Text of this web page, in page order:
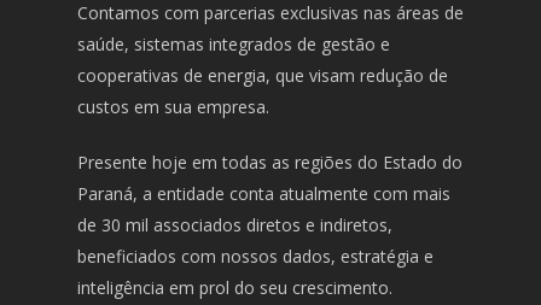
Contamos com parcerias exclusivas nas áreas de
saúde, sistemas integrados de gestão e
cooperativas de energia, que visam redução de
custos em sua empresa.
Presente hoje em todas as regiões do Estado do
Paraná, a entidade conta atualmente com mais
de 30 mil associados diretos e indiretos,
beneficiados com nossos dados, estratégia e
inteligência em prol do seu crescimento.